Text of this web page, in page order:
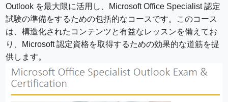
Outlook を最大限に活用し、Microsoft Office Specialist 認定
試験の準備をするための包括的なコースです。このコース
は、構造化されたコンテンツと有益なレッスンを備えてお
り、Microsoft 認定資格を取得するための効果的な道筋を提
供します。